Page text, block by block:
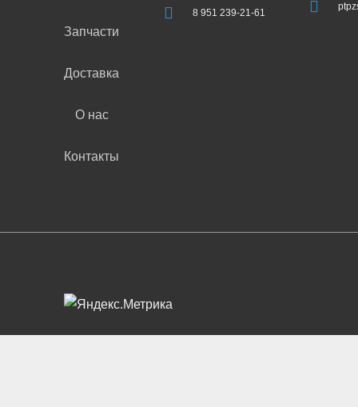
Запчасти
Доставка
О нас
Контакты
8 951 239-21-61